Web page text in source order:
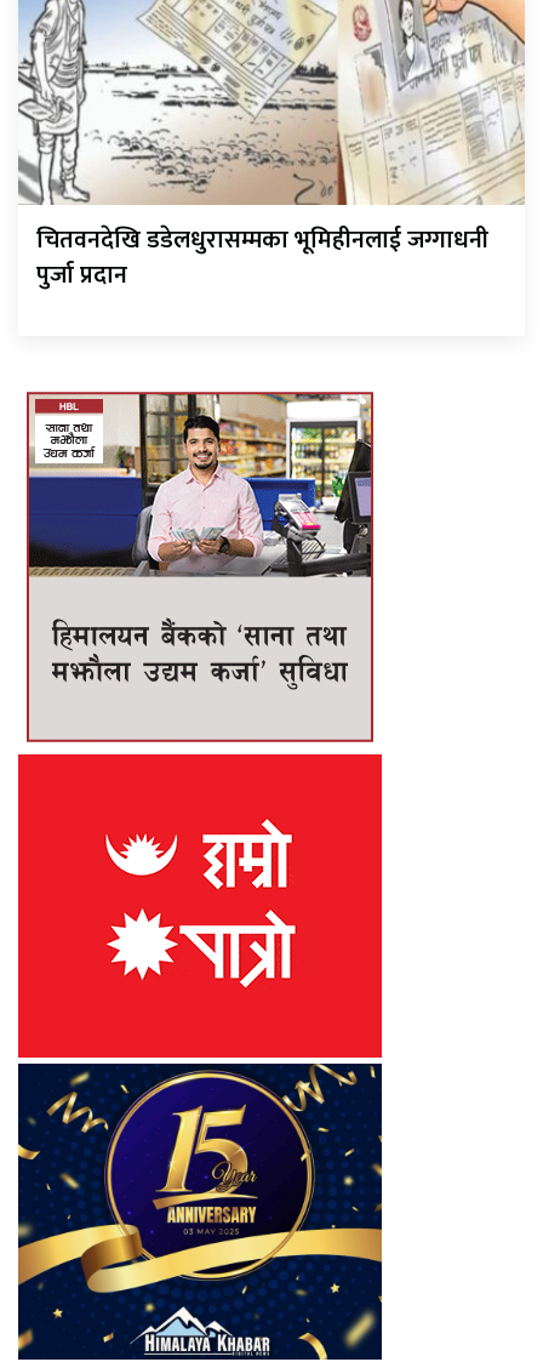
चितवनदेखि डडेलधुरासम्मका भूमिहीनलाई जग्गाधनी
पुर्जा प्रदान